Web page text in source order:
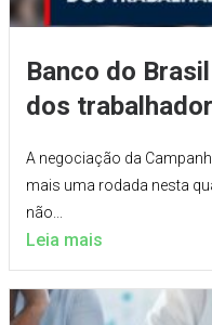
Banco do
dos
A negociação da
mais uma rodada nesta
não...
Leia mais